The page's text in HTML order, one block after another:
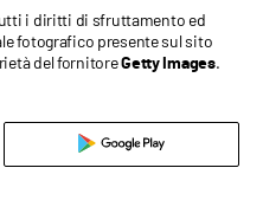
i diritti di sfruttamento ed
fotografico presente sul sito
del fornitoreGetty Images.